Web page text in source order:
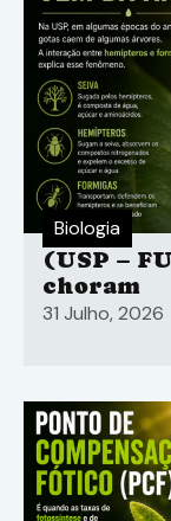
Biologia
(USP –
choram
31 Julho, 2026